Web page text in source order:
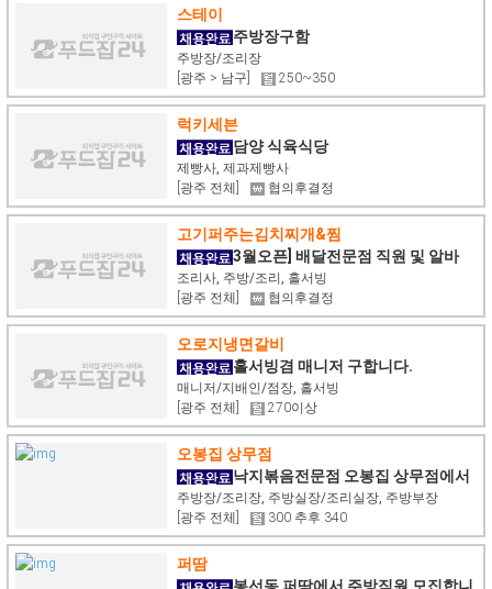
스테이
주방장구함
주방장/조리장
[광주 > 남구]
250~350
럭키세븐
담양 식육식당
제빵사, 제과제빵사
[광주 전체]
협의후결정
고기퍼주는김치찌개&찜
3월오픈] 배달전문점 직원 및 알바
구함
조리사, 주방/조리, 홀서빙
[광주 전체]
협의후결정
오로지냉면갈비
홀서빙겸 매니저 구합니다.
매니저/지배인/점장, 홀서빙
[광주 전체]
270이상
오봉집 상무점
낙지볶음전문점 오봉집 상무점에서
주방실장 및 주방보조 구인합니다.
주방장/조리장, 주방실장/조리실장, 주방부장
[광주 전체]
300 추후 340
퍼땀